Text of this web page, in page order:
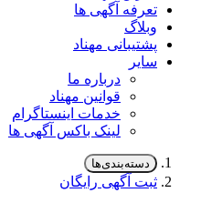
تعرفه آگهی ها
وبلاگ
پشتیبانی مهناد
سایر
درباره ما
قوانین مهناد
خدمات اینستاگرام
لینک باکس آگهی ها
دسته‌بندی‌ها
ثبت آگهی رایگان